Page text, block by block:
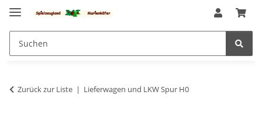
Zurück zur Liste Lieferwagen und LKW Spur H0